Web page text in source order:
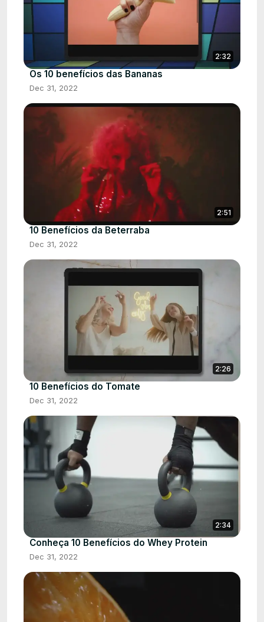
2:32
Os 10 benefícios das Bananas
Dec 31, 2022
2:51
10 Benefícios da Beterraba
Dec 31, 2022
2:26
10 Benefícios do Tomate
Dec 31, 2022
2:34
Conheça 10 Benefícios do Whey Protein
Dec 31, 2022